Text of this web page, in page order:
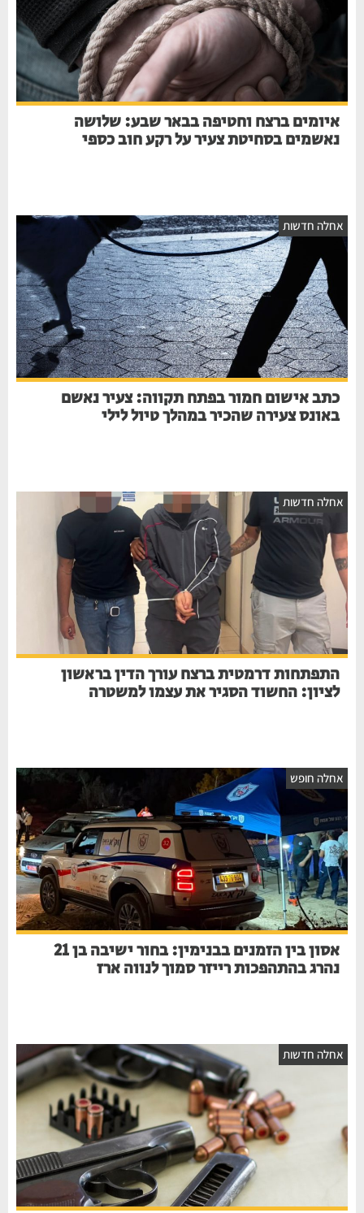
איומים ברצח וחטיפה בבאר שבע: שלושה
נאשמים בסחיטת צעיר על רקע חוב כספי
אחלה חדשות
כתב אישום חמור בפתח תקווה: צעיר נאשם
באונס צעירה שהכיר במהלך טיול לילי
אחלה חדשות
התפתחות דרמטית ברצח עורך הדין בראשון
לציון: החשוד הסגיר את עצמו למשטרה
אחלה חופש
אסון בין הזמנים בבנימין: בחור ישיבה בן 21
נהרג בהתהפכות רייזר סמוך לנווה ארז
אחלה חדשות